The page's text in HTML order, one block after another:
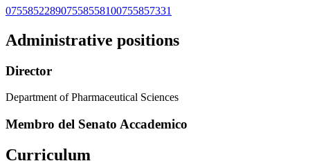
075585228907558558100755857331
Administrative positions
Director
Department of Pharmaceutical Sciences
Membro del Senato Accademico
Curriculum